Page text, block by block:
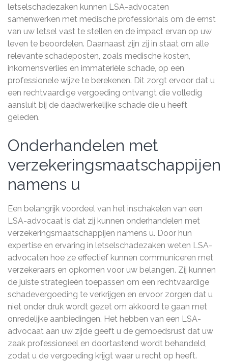
letselschadezaken kunnen LSA-advocaten
samenwerken met medische professionals om de ernst
van uw letsel vast te stellen en de impact ervan op uw
leven te beoordelen. Daarnaast zijn zij in staat om alle
relevante schadeposten, zoals medische kosten,
inkomensverlies en immateriële schade, op een
professionele wijze te berekenen. Dit zorgt ervoor dat u
een rechtvaardige vergoeding ontvangt die volledig
aansluit bij de daadwerkelijke schade die u heeft
geleden.
Onderhandelen met
verzekeringsmaatschappijen
namens u
Een belangrijk voordeel van het inschakelen van een
LSA-advocaat is dat zij kunnen onderhandelen met
verzekeringsmaatschappijen namens u. Door hun
expertise en ervaring in letselschadezaken weten LSA-
advocaten hoe ze effectief kunnen communiceren met
verzekeraars en opkomen voor uw belangen. Zij kunnen
de juiste strategieën toepassen om een rechtvaardige
schadevergoeding te verkrijgen en ervoor zorgen dat u
niet onder druk wordt gezet om akkoord te gaan met
onredelijke aanbiedingen. Het hebben van een LSA-
advocaat aan uw zijde geeft u de gemoedsrust dat uw
zaak professioneel en doortastend wordt behandeld,
zodat u de vergoeding krijgt waar u recht op heeft.